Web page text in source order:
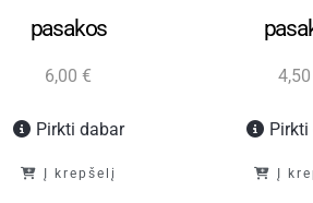
pasakos
6,00€
Pirkti dabar
Į krepšelį Į